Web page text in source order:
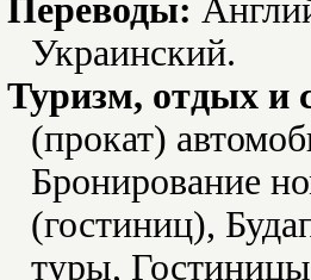
Переводы:
Украинский.
Туризм, отдых и
(прокат)
Бронирование
(гостиниц),
туры,